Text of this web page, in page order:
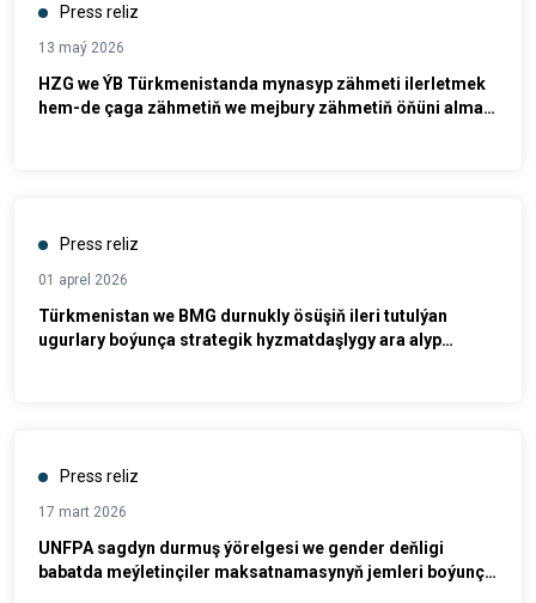
Press reliz
13 maý 2026
HZG we ÝB Türkmenistanda mynasyp zähmeti ilerletmek
hem-de çaga zähmetiň we mejbury zähmetiň öňüni almak
Press reliz
01 aprel 2026
Türkmenistan we BMG durnukly ösüşiň ileri tutulýan
ugurlary boýunça strategik hyzmatdaşlygy ara alyp
Press reliz
17 mart 2026
UNFPA sagdyn durmuş ýörelgesi we gender deňligi
babatda meýletinçiler maksatnamasynyň jemleri boýunça